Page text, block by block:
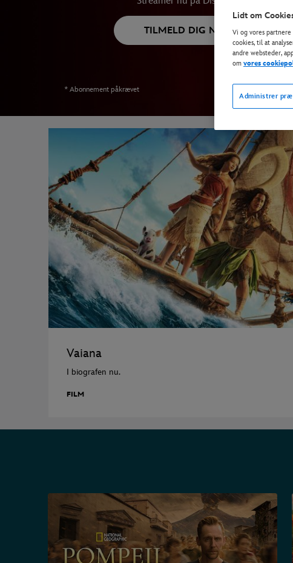
TILMELD DIG NU*
* Abonnement påkrævet
Vaiana
I biografen nu.
FILM
Lidt om
Vi og vores
cookies, til at
andre websteder,
om vores
Administrer